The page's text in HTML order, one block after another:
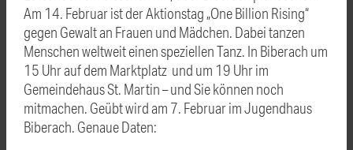
Am 14. Februar ist der Aktionstag „One Billion Rising“
gegen Gewalt an Frauen und Mädchen. Dabei tanzen
Menschen weltweit einen speziellen Tanz. In Biberach um
15 Uhr auf dem Marktplatz und um 19 Uhr im
Gemeindehaus St. Martin – und Sie können noch
mitmachen. Geübt wird am 7. Februar im Jugendhaus
Biberach. Genaue Daten: